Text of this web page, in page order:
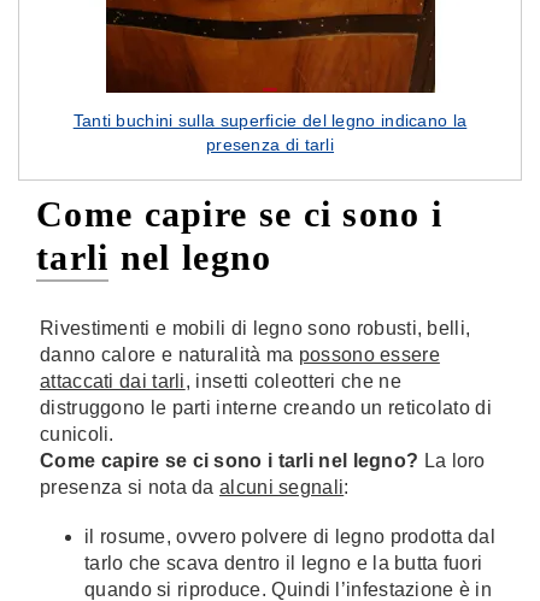
Tanti buchini sulla superficie del legno indicano la
presenza di tarli
Come capire se ci sono i
tarli nel legno
Rivestimenti e mobili di legno sono robusti, belli,
danno calore e naturalità ma possono essere
attaccati dai tarli, insetti coleotteri che ne
distruggono le parti interne creando un reticolato di
cunicoli.
Come capire se ci sono i tarli nel legno? La loro
presenza si nota daalcuni segnali:
il rosume, ovvero polvere di legno prodotta dal
tarlo che scava dentro il legno e la butta fuori
quando si riproduce. Quindi l’infestazione è in